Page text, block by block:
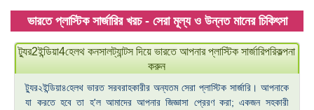
ভারতে প্লাস্টিক সার্জারির খরচ - সেরা মূল্য ও উন্নত মানের চিকিৎসা
ট্যুর2ইন্ডিয়া4হেলথ কনসালট্যান্টস দিয়ে ভারতে আপনার প্লাস্টিক সার্জারিপরিকল্পনা
করুন
ট্যুর২ইন্ডিয়া৪হেলথ ভারত সরবরাহকারীর অন্যতম সেরা প্লাস্টিক সার্জারি। আপনাকে
যা করতে হবে তা হ'ল আমাদের আপনার জিজ্ঞাসা প্রেরণ করা; একজন সহকারী